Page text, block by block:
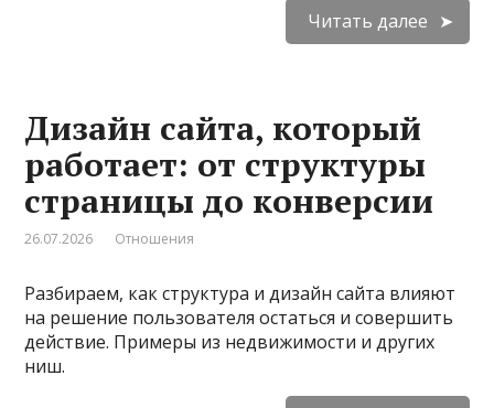
Читать далее
Дизайн сайта, который
работает: от структуры
страницы до конверсии
26.07.2026 Отношения
Разбираем, как структура и дизайн сайта влияют
на решение пользователя остаться и совершить
действие. Примеры из недвижимости и других
ниш.